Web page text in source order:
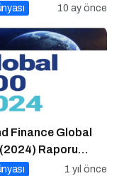
10 ay önce
Finance Global
Raporu
1 yıl önce